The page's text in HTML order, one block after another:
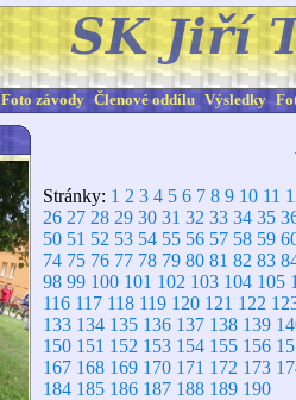
Foto závody Členové oddílu Výsledky
Stránky: 1 2 3 4 5 6 7 8 9 10 11
26 27 28 29 30 31 32 33 34 35
50 51 52 53 54 55 56 57 58 59
74 75 76 77 78 79 80 81 82 83
98 99 100 101 102 103 104 105
116 117 118 119 120 121 122
133 134 135 136 137 138 139
150 151 152 153 154 155 156
167 168 169 170 171 172 173
184 185 186 187 188 189 190